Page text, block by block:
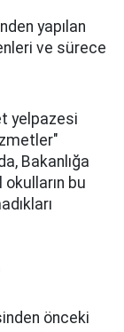
yapılan
ve sürece
yelpazesi
Bakanlığa
bu
önceki